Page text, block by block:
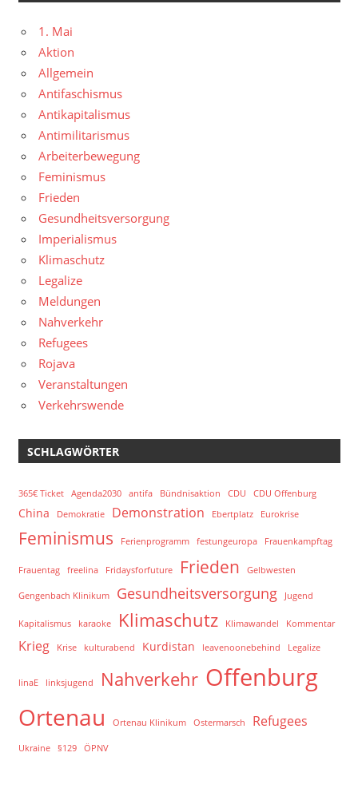
1. Mai
Aktion
Allgemein
Antifaschismus
Antikapitalismus
Antimilitarismus
Arbeiterbewegung
Feminismus
Frieden
Gesundheitsversorgung
Imperialismus
Klimaschutz
Legalize
Meldungen
Nahverkehr
Refugees
Rojava
Veranstaltungen
Verkehrswende
SCHLAGWÖRTER
365€ Ticket Agenda2030 antifa Bündnisaktion CDU CDU Offenburg
China Demokratie Demonstration Ebertplatz Eurokrise
Feminismus Ferienprogramm festungeuropa Frauenkampftag
Frauentag freelina Fridaysforfuture Frieden Gelbwesten
Gengenbach Klinikum Gesundheitsversorgung Jugend
Kapitalismus karaoke Klimaschutz Klimawandel Kommentar
Krieg Krise kulturabend Kurdistan leavenoonebehind Legalize
linaE linksjugend Nahverkehr Offenburg
Ortenau Ortenau Klinikum Ostermarsch Refugees
Ukraine §129 ÖPNV